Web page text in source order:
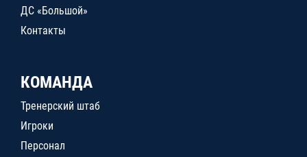
ДС «Большой»
Контакты
КОМАНДА
Тренерский штаб
Игроки
Персонал